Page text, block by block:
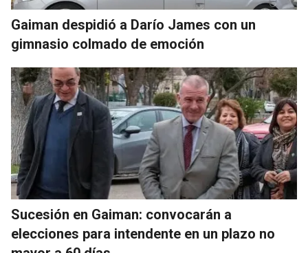
Gaiman despidió a Darío James con un
gimnasio colmado de emoción
Sucesión en Gaiman: convocarán a
elecciones para intendente en un plazo no